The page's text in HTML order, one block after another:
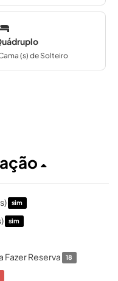
(s) de Solteiro
sim
sim
Fazer Reserva 18